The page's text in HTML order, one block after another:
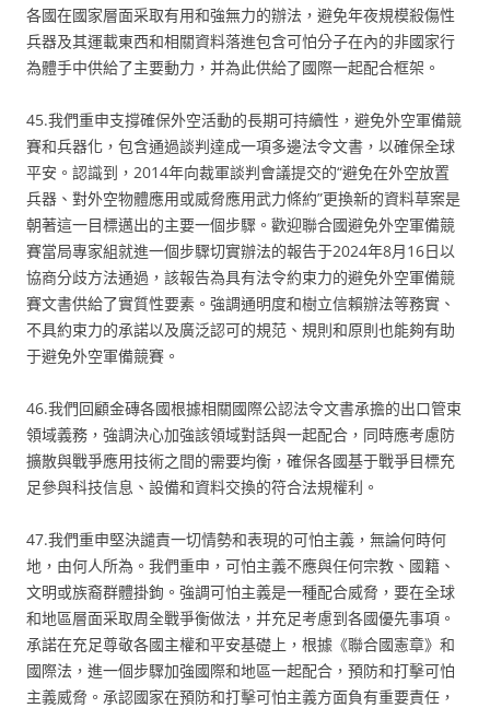
各國在國家層面采取有用和強無力的辦法，避免年夜規模殺傷性
兵器及其運載東西和相關資料落進包含可怕分子在內的非國家行
為體手中供給了主要動力，并為此供給了國際一起配合框架。
45.我們重申支撐確保外空活動的長期可持續性，避免外空軍備競
賽和兵器化，包含通過談判達成一項多邊法令文書，以確保全球
平安。認識到，2014年向裁軍談判會議提交的“避免在外空放置
兵器、對外空物體應用或威脅應用武力條約”更換新的資料草案是
朝著這一目標邁出的主要一個步驟。歡迎聯合國避免外空軍備競
賽當局專家組就進一個步驟切實辦法的報告于2024年8月16日以
協商分歧方法通過，該報告為具有法令約束力的避免外空軍備競
賽文書供給了實質性要素。強調通明度和樹立信賴辦法等務實、
不具約束力的承諾以及廣泛認可的規范、規則和原則也能夠有助
于避免外空軍備競賽。
46.我們回顧金磚各國根據相關國際公認法令文書承擔的出口管束
領域義務，強調決心加強該領域對話與一起配合，同時應考慮防
擴散與戰爭應用技術之間的需要均衡，確保各國基于戰爭目標充
足參與科技信息、設備和資料交換的符合法規權利。
47.我們重申堅決譴責一切情勢和表現的可怕主義，無論何時何
地，由何人所為。我們重申，可怕主義不應與任何宗教、國籍、
文明或族裔群體掛鉤。強調可怕主義是一種配合威脅，要在全球
和地區層面采取周全戰爭衡做法，并充足考慮到各國優先事項。
承諾在充足尊敬各國主權和平安基礎上，根據《聯合國憲章》和
國際法，進一個步驟加強國際和地區一起配合，預防和打擊可怕
主義威脅。承認國家在預防和打擊可怕主義方面負有重要責任，